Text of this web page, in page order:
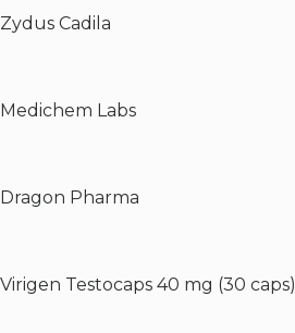
Zydus Cadila
Medichem Labs
Dragon Pharma
Virigen Testocaps 40 mg (30 caps)